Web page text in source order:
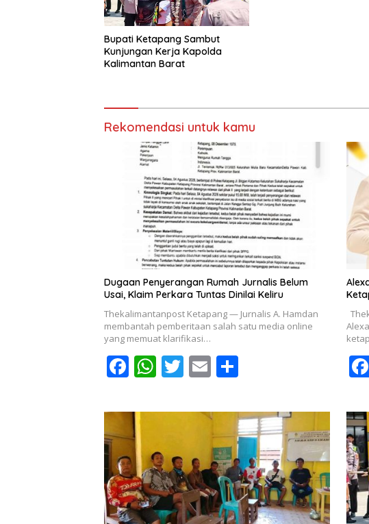
Bupati Ketapang Sambut
Kunjungan Kerja Kapolda
Kalimantan Barat
Rekomendasi untuk kamu
Dugaan Penyerangan Rumah Jurnalis Belum
Usai, Klaim Perkara Tuntas Dinilai Keliru
Thekalimantanpost Ketapang — Jurnalis A. Hamdan
membantah pemberitaan salah satu media online
yang memuat klarifikasi…
F
e
b
o
o
k
W
at
A
p
p
T
itt
E
ai
l
ar
e